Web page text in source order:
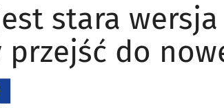
stara
przejść do